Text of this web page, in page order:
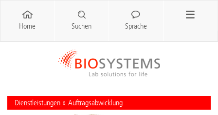
Dienstleistungen » Auftragsabwicklung
Home Suchen Sprache